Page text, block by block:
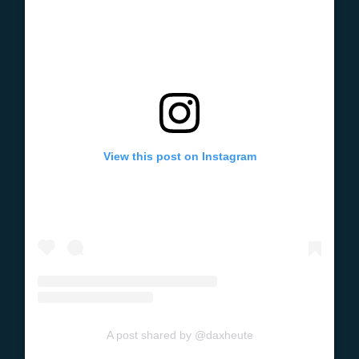
View this post on Instagram
A post shared by @daxheute